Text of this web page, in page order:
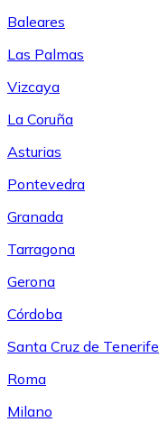
Baleares
Las Palmas
Vizcaya
La Coruña
Asturias
Pontevedra
Granada
Tarragona
Gerona
Córdoba
Santa Cruz de Tenerife
Roma
Milano